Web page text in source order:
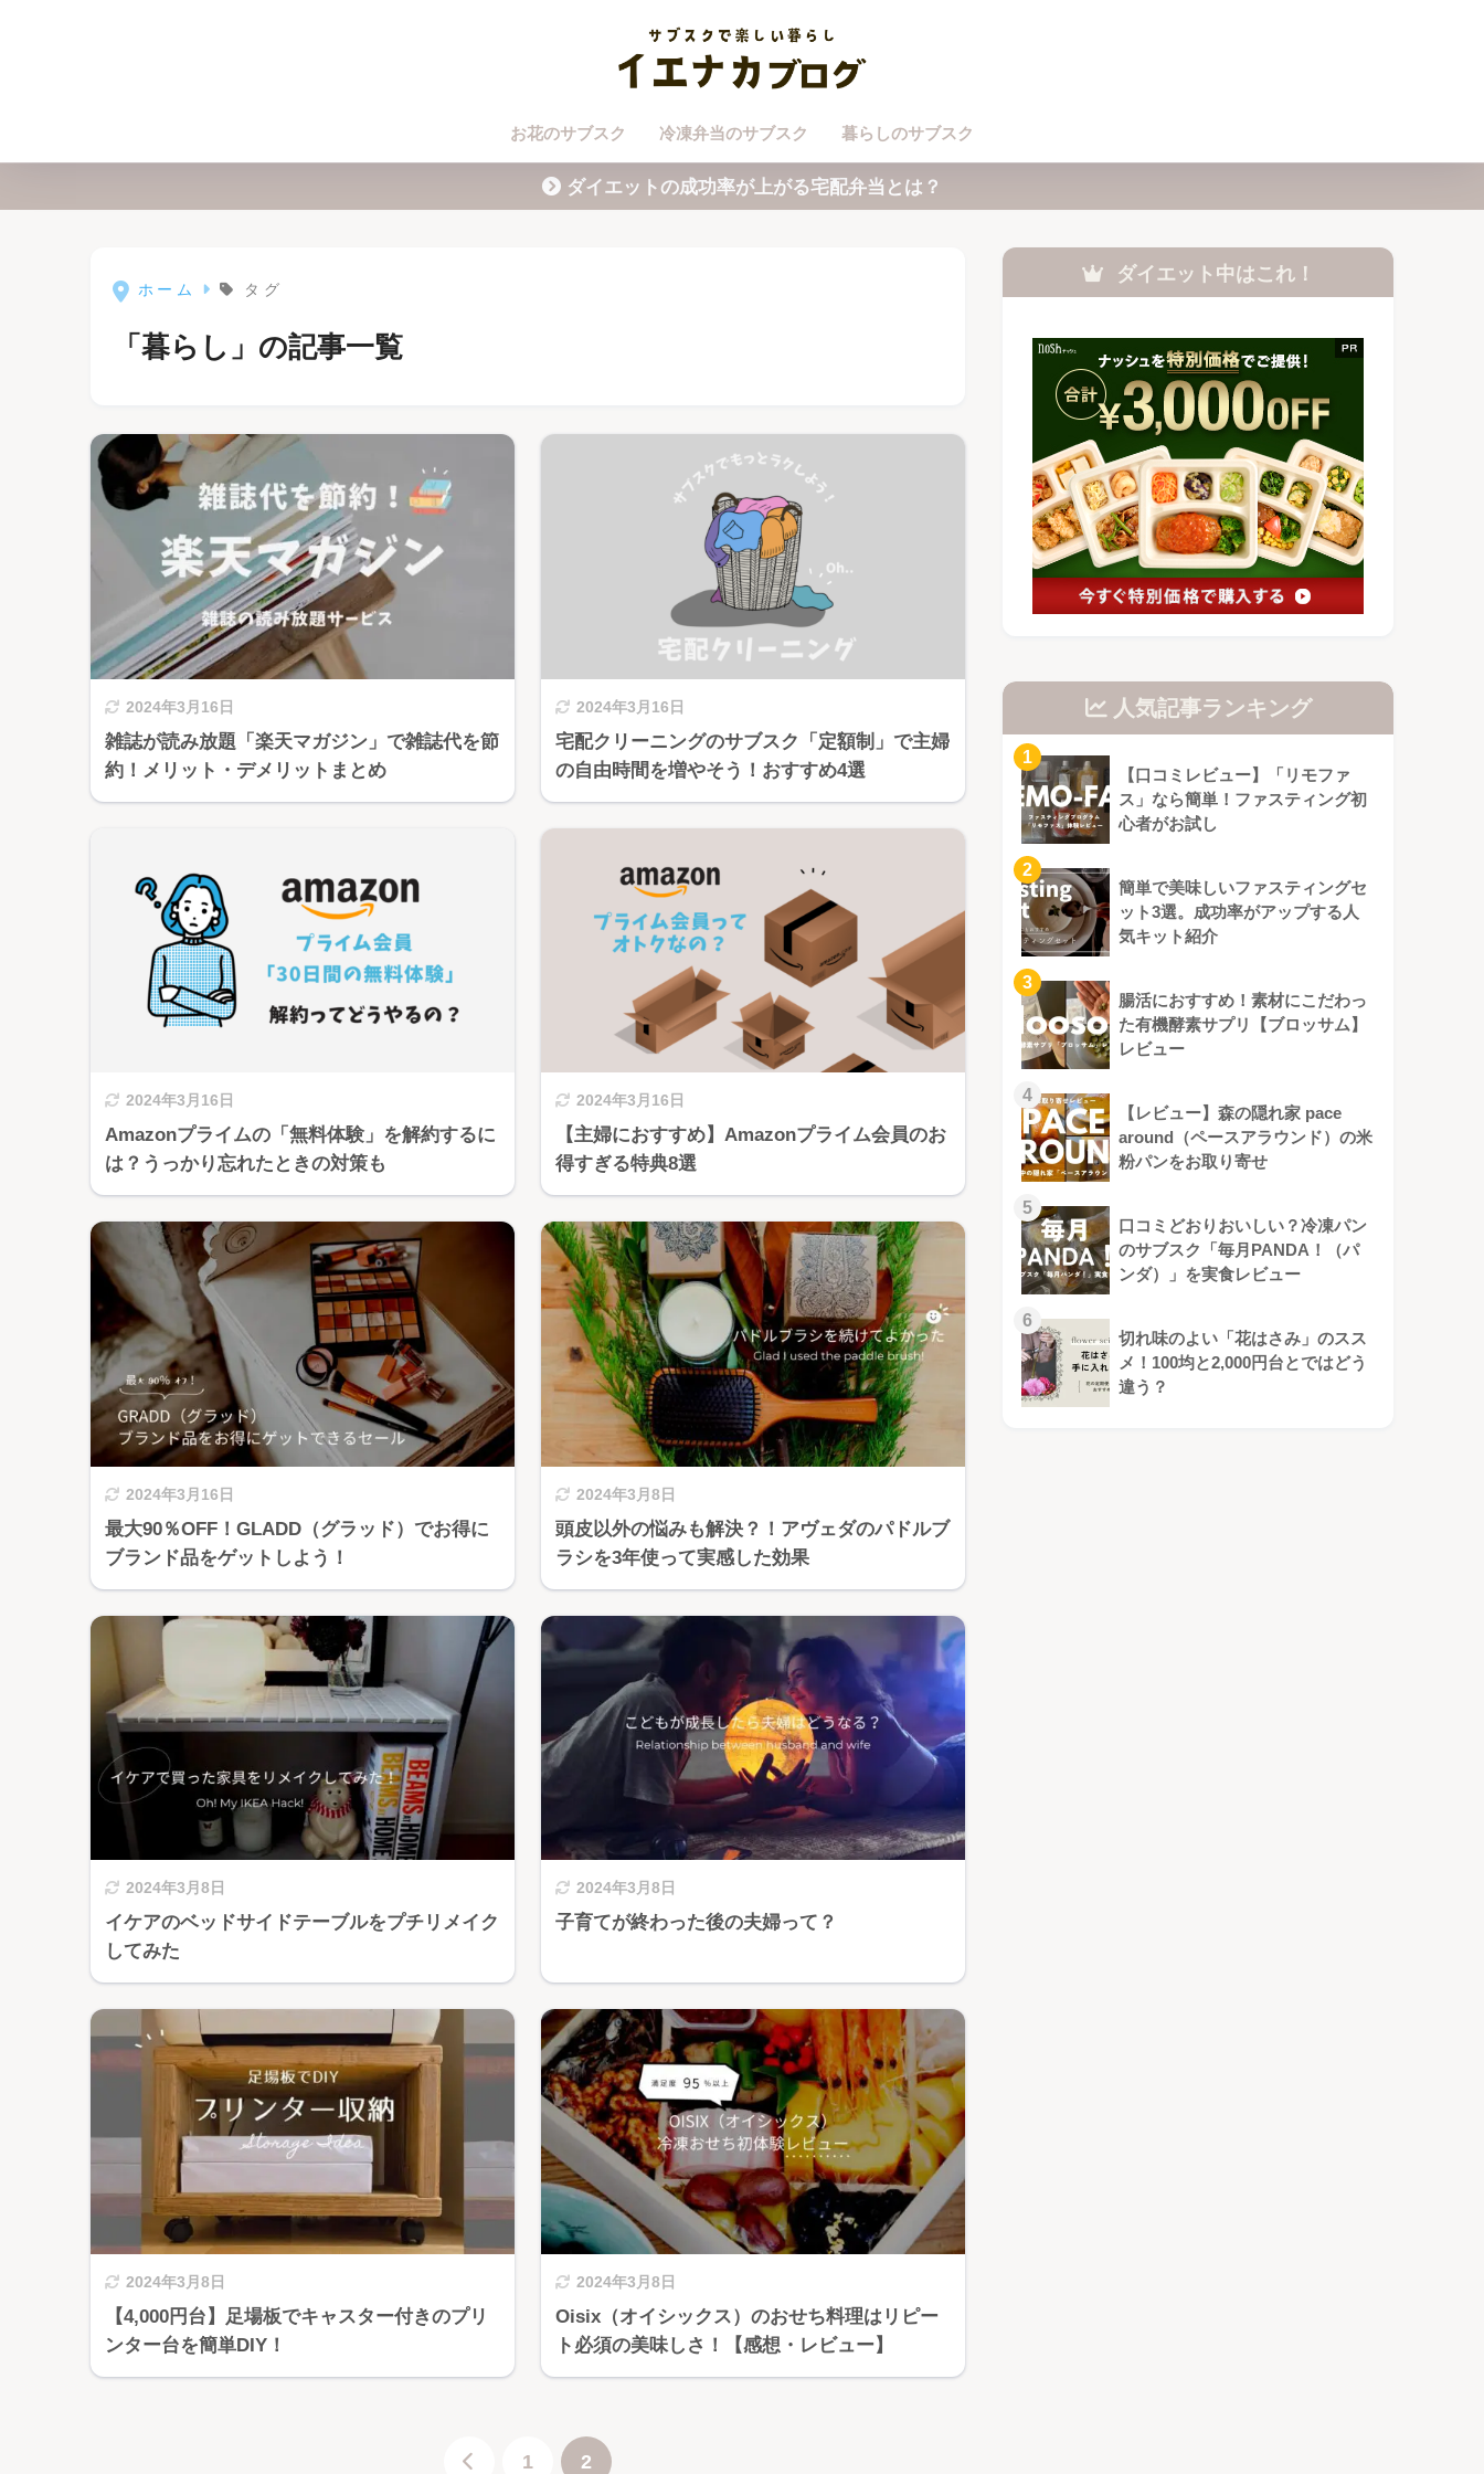
お花のサブスク 冷凍弁当のサブスク 暮らしのサブスク
ダイエットの成功率が上がる宅配弁当とは？
ホーム タグ
「暮らし」の記事一覧
2024年3月16日
雑誌が読み放題「楽天マガジン」で雑誌代を節
約！メリット・デメリットまとめ
2024年3月16日
宅配クリーニングのサブスク「定額制」で主婦
の自由時間を増やそう！おすすめ4選
2024年3月16日
Amazonプライムの「無料体験」を解約するに
は？うっかり忘れたときの対策も
2024年3月16日
【主婦におすすめ】Amazonプライム会員のお
得すぎる特典8選
2024年3月16日
最大90％OFF！GLADD（グラッド）でお得に
ブランド品をゲットしよう！
2024年3月8日
頭皮以外の悩みも解決？！アヴェダのパドルブ
ラシを3年使って実感した効果
2024年3月8日
イケアのベッドサイドテーブルをプチリメイク
してみた
2024年3月8日
子育てが終わった後の夫婦って？
2024年3月8日
【4,000円台】足場板でキャスター付きのプリ
ンター台を簡単DIY！
2024年3月8日
Oisix（オイシックス）のおせち料理はリピー
ト必須の美味しさ！【感想・レビュー】
1 2
ダイエット中はこれ！
人気記事ランキング
1
【口コミレビュー】「リモファ
ス」なら簡単！ファスティング初
心者がお試し
2
簡単で美味しいファスティングセ
ット3選。成功率がアップする人
気キット紹介
3
腸活におすすめ！素材にこだわっ
た有機酵素サプリ【ブロッサム】
レビュー
4
【レビュー】森の隠れ家 pace
around（ペースアラウンド）の米
粉パンをお取り寄せ
5
口コミどおりおいしい？冷凍パン
のサブスク「毎月PANDA！（パ
ンダ）」を実食レビュー
6
切れ味のよい「花はさみ」のスス
メ！100均と2,000円台とではどう
違う？